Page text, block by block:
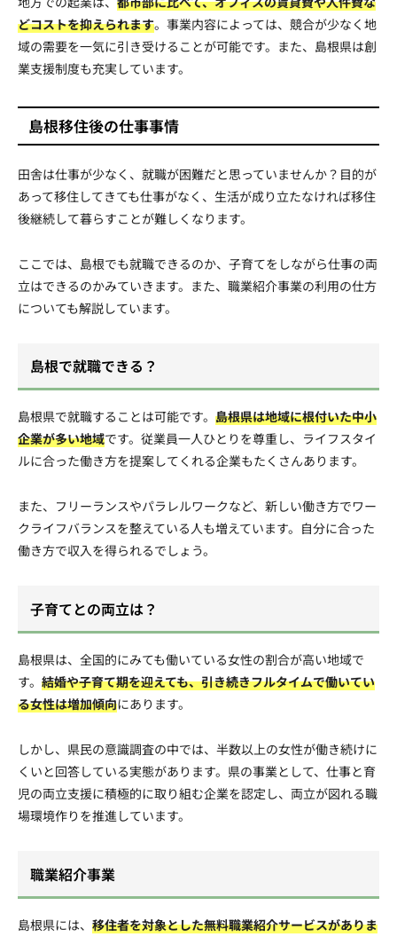
どコストを抑えられます。事業内容によっては、競合が少なく地
域の需要を一気に引き受けることが可能です。また、島根県は創
業支援制度も充実しています。
島根移住後の仕事事情
田舎は仕事が少なく、就職が困難だと思っていませんか？目的が
あって移住してきても仕事がなく、生活が成り立たなければ移住
後継続して暮らすことが難しくなります。
ここでは、島根でも就職できるのか、子育てをしながら仕事の両
立はできるのかみていきます。また、職業紹介事業の利用の仕方
についても解説しています。
島根で就職できる？
島根県で就職することは可能です。 島根県は地域に根付いた中小
企業が多い地域です。従業員一人ひとりを尊重し、ライフスタイ
ルに合った働き方を提案してくれる企業もたくさんあります。
また、フリーランスやパラレルワークなど、新しい働き方でワー
クライフバランスを整えている人も増えています。自分に合った
働き方で収入を得られるでしょう。
子育てとの両立は？
島根県は、全国的にみても働いている女性の割合が高い地域で
す。 結婚や子育て期を迎えても、引き続きフルタイムで働いてい
る女性は増加傾向にあります。
しかし、県民の意識調査の中では、半数以上の女性が働き続けに
くいと回答している実態があります。県の事業として、仕事と育
児の両立支援に積極的に取り組む企業を認定し、両立が図れる職
場環境作りを推進しています。
職業紹介事業
島根県には、 移住者を対象とした無料職業紹介サービスがありま